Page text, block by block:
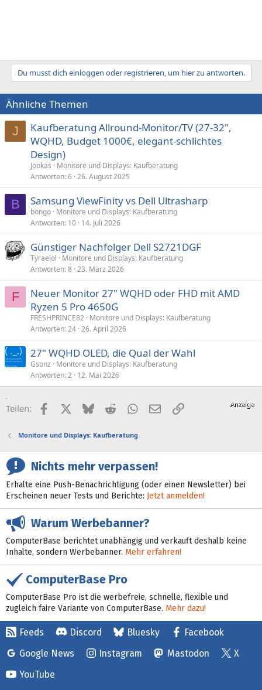
Du musst dich einloggen oder registrieren, um hier zu antworten.
Ähnliche Themen
J
Kaufberatung Allround-Monitor/TV (27-32",
WQHD, Budget 1000€, elegant-schlichtes
Design)
Jookas
Monitore und Displays: Kaufberatung
Antworten 6 26. August 2025
B Samsung ViewFinity vs Dell Ultrasharp
bongo Monitore und Displays: Kaufberatung
Antworten 10 14. Juli 2026
Günstiger Nachfolger Dell S2721DGF
Tyraelol
Monitore und Displays: Kaufberatung
Antworten 8 23. März 2026
F
Neuer Monitor 27" WQHD oder FHD mit AMD
Ryzen 5 Pro 4650G
FRESHPRINCE82 Monitore und Displays: Kaufberatung
Antworten 24 26. April 2026
27" WQHD OLED, die Qual der Wahl
Gsonz
Monitore und Displays: Kaufberatung
Antworten 2 12. Mai 2026
Teilen: FacebookX (Twitter)
BlueskyRedditWhatsApp
E-MailLink
Monitore und Displays: Kaufberatung
Nichts mehr verpassen!
Erhalte eine Push-Benachrichtigung (oder einen Newsletter) bei
Erscheinen neuer Tests und Berichte: Jetzt anmelden!
Warum Werbebanner?
ComputerBase berichtet unabhängig und verkauft deshalb keine
Inhalte, sondern Werbebanner. Mehr erfahren!
ComputerBase Pro
ComputerBase Pro ist die werbefreie, schnelle, flexible und
zugleich faire Variante von ComputerBase. Mehr dazu!
Feeds Discord Bluesky
Facebook
Google News
Instagram Mastodon
X
YouTube